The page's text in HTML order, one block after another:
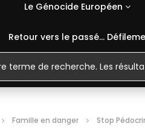
Le Génocide Européen
Retour vers le passé…
Famille en danger Stop